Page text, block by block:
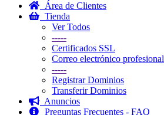
Área de Clientes
Tienda
Ver Todos
-----
Certificados SSL
Correo electrónico profesional
-----
Registrar Dominios
Transferir Dominios
Anuncios
Preguntas Frecuentes - FAQ